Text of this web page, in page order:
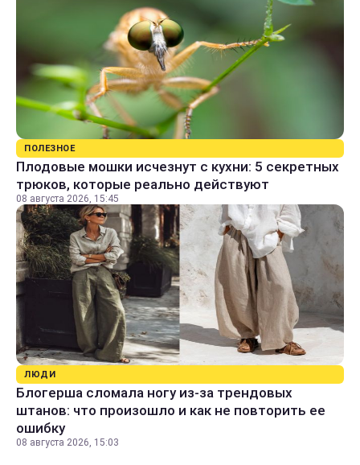
ПОЛЕЗНОЕ
Плодовые мошки исчезнут с кухни: 5 секретных
трюков, которые реально действуют
08 августа 2026, 15:45
ЛЮДИ
Блогерша сломала ногу из-за трендовых
штанов: что произошло и как не повторить ее
ошибку
08 августа 2026, 15:03